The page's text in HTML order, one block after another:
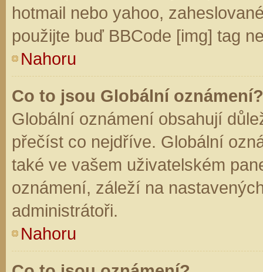
hotmail nebo yahoo,
použijte buď BBCode [img] tag
Nahoru
Co to jsou Globální oznámení?
Globální oznámení obsahují
přečíst co nejdříve. Globální
také ve vašem uživatelském
oznámení, záleží na
administrátoři.
Nahoru